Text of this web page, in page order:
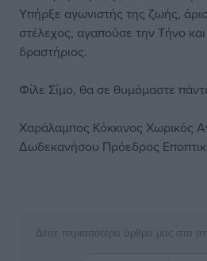
Υπήρξε αγωνιστής της ζωής,
στέλεχος, αγαπούσε την Τήνο
δραστήριος.
Φίλε Σίμο, θα σε θυμόμαστε
Χαράλαμπος Κόκκινος Χωρικός
Δωδεκανήσου Πρόεδρος
Δείτε περισσότερα άρθρα μας στα